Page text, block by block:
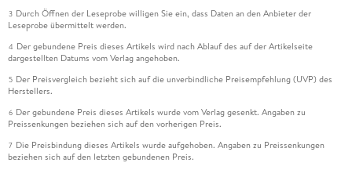
3 Durch Öffnen der Leseprobe willigen Sie ein, dass Daten an den Anbieter der
Leseprobe übermittelt werden.
4 Der gebundene Preis dieses Artikels wird nach Ablauf des auf der Artikelseite
dargestellten Datums vom Verlag angehoben.
5 Der Preisvergleich bezieht sich auf die unverbindliche Preisempfehlung (UVP) des
Herstellers.
6 Der gebundene Preis dieses Artikels wurde vom Verlag gesenkt. Angaben zu
Preissenkungen beziehen sich auf den vorherigen Preis.
7 Die Preisbindung dieses Artikels wurde aufgehoben. Angaben zu Preissenkungen
beziehen sich auf den letzten gebundenen Preis.